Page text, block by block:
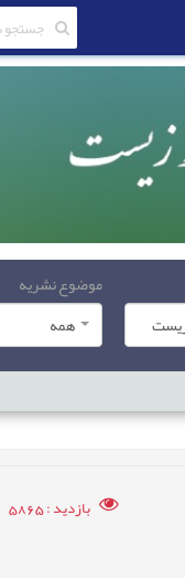
موضوع نشریه
همه
بازدید: 5865